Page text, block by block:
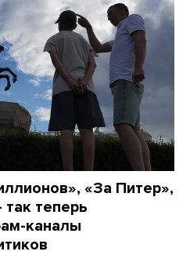
«За Питер»,
теперь
каналы